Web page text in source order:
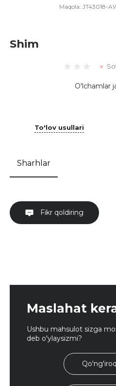
Maqola: JT43018-
Shim
O'lchamlar
To'lov usullari
Sharhlar
Fikr qoldiring
Maslahat
Ushbu mahsulot sizga
deb o'ylaysizmi?